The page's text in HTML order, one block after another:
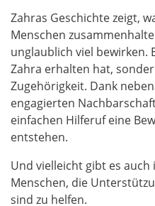
Zahras Geschichte zeigt,
Menschen
unglaublich viel bewirken.
Zahra erhalten hat,
Zugehörigkeit. Dank
engagierten
einfachen Hilferuf eine
entstehen.
Und vielleicht gibt es
Menschen, die
sind zu helfen.